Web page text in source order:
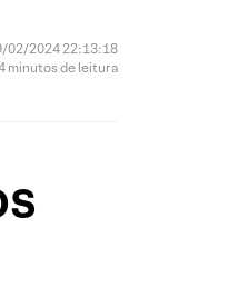
02/2024 22:13:18
minutos de leitura